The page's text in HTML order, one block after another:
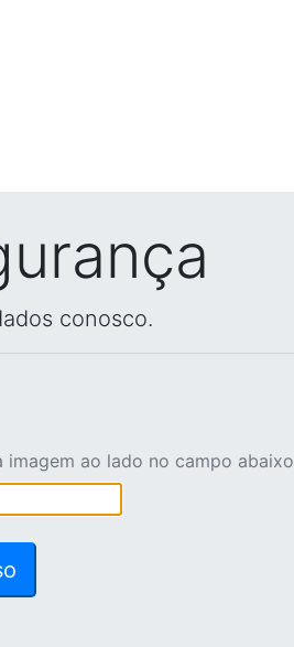
conosco.
imagem ao lado no campo abaixo